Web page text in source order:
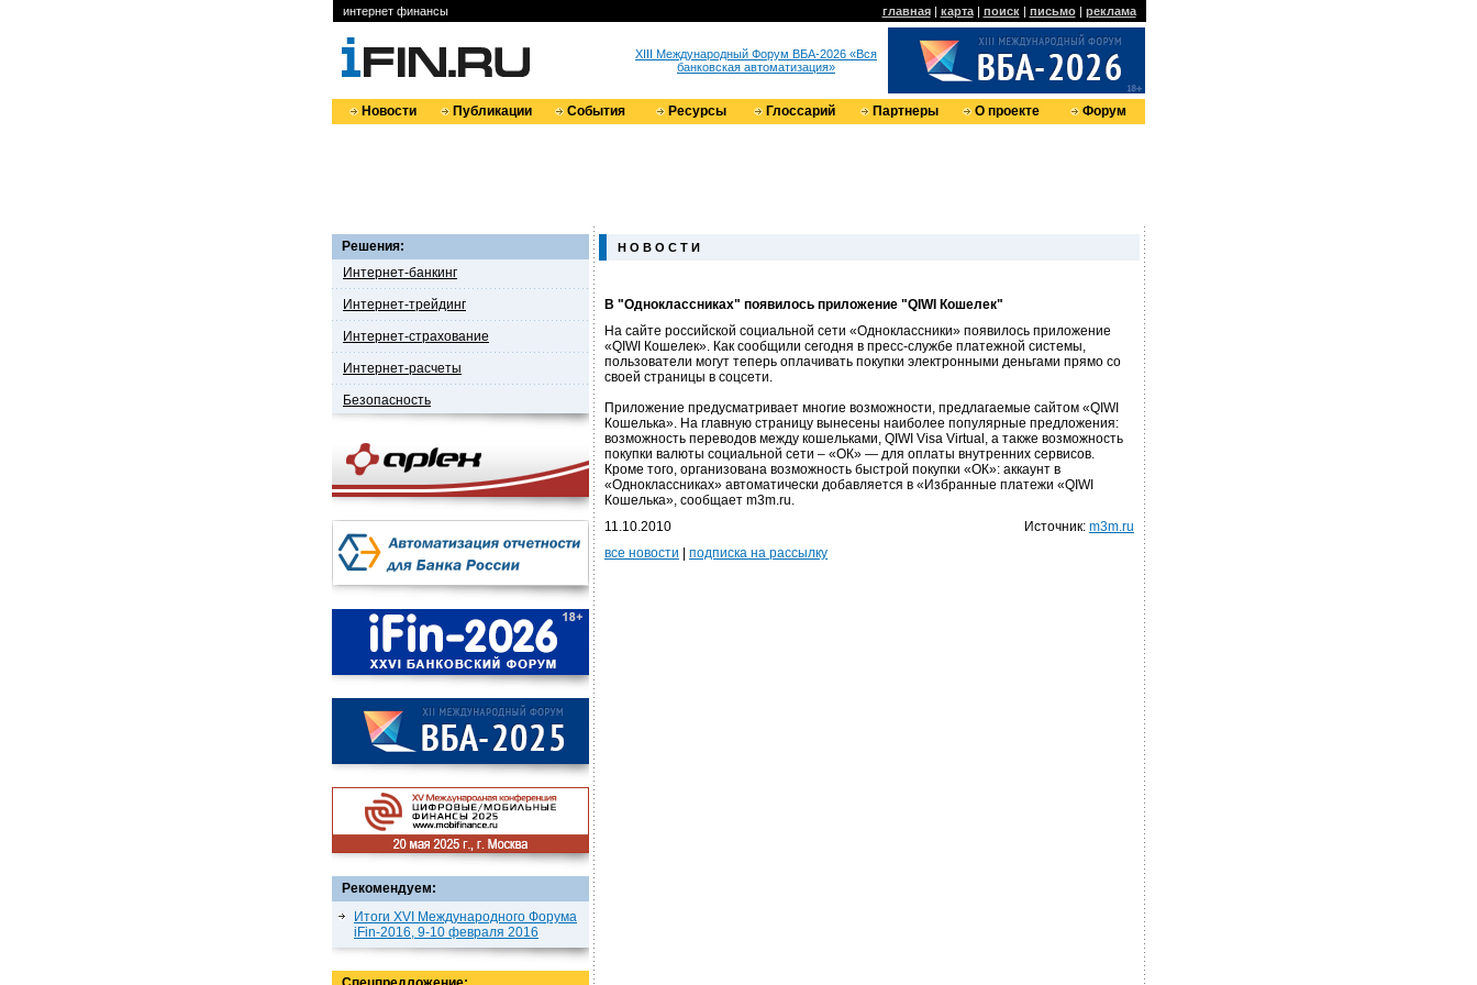
интернет финансы главная| карта| поиск| письмо| реклама
XIII Международный Форум ВБА-2026 «Вся
банковская автоматизация»
Новости Публикации События Ресурсы Глоссарий Партнеры О проекте Форум
Решения:
Интернет-банкинг
Интернет-трейдинг
Интернет-страхование
Интернет-расчеты
Безопасность
Рекомендуем:
Итоги XVI Международного Форума
iFin-2016, 9-10 февраля 2016
Н О В О С Т И
В "Одноклассниках" появилось приложение "QIWI Кошелек"
На сайте российской социальной сети «Одноклассники» появилось приложение
«QIWI Кошелек». Как сообщили сегодня в пресс-службе платежной системы,
пользователи могут теперь оплачивать покупки электронными деньгами прямо со
своей страницы в соцсети.
Приложение предусматривает многие возможности, предлагаемые сайтом «QIWI
Кошелька». На главную страницу вынесены наиболее популярные предложения:
возможность переводов между кошельками, QIWI Visa Virtual, а также возможность
покупки валюты социальной сети – «ОК» — для оплаты внутренних сервисов.
Кроме того, организована возможность быстрой покупки «ОК»: аккаунт в
«Одноклассниках» автоматически добавляется в «Избранные платежи «QIWI
Кошелька», сообщает m3m.ru.
11.10.2010
Источник: m3m.ru
все новости
подписка на рассылку